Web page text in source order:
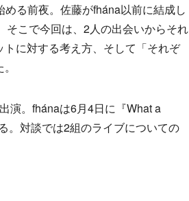
る前夜。佐藤がfhána以前に結成し
こで今回は、2人の出会いからそれ
に対する考え方、そして「それぞ
演。fhánaは6月4日に『What a
。対談では2組のライブについての